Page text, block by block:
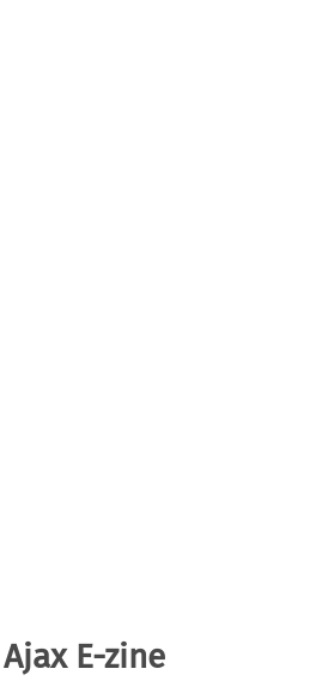
Ajax E-zine